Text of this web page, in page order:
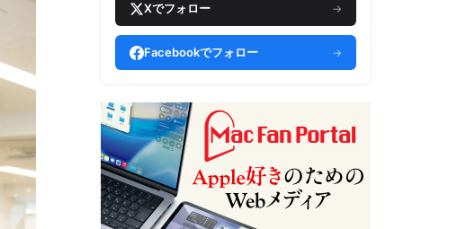
Xでフォロー →
Facebookでフォロー →